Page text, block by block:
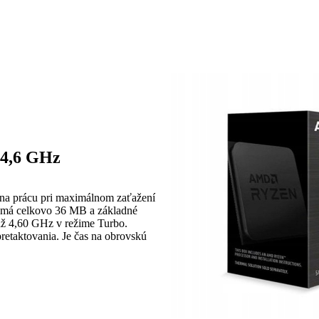
GHz
prácu pri maximálnom zaťažení
celkovo 36 MB a základné
4,60 GHz v režime Turbo.
Je čas na obrovskú